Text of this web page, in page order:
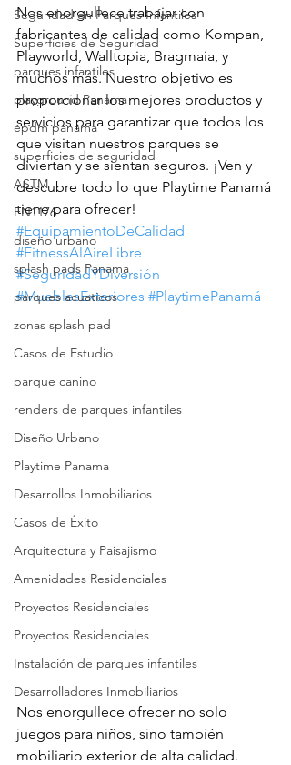
Seguridad en Parques Infantiles
Superficies de Seguridad
parques infantiles
playground Panama
epdm panama
superficies de seguridad
ASTM
EN1176
diseño urbano
splash pads Panama
parques acuaticos
zonas splash pad
Casos de Estudio
parque canino
renders de parques infantiles
Diseño Urbano
Playtime Panama
Desarrollos Inmobiliarios
Casos de Éxito
Arquitectura y Paisajismo
Amenidades Residenciales
Proyectos Residenciales
Proyectos Residenciales
Instalación de parques infantiles
Desarrolladores Inmobiliarios
Nos enorgullece trabajar con
fabricantes de calidad como Kompan,
Playworld, Walltopia, Bragmaia, y
muchos más. Nuestro objetivo es
proporcionar los mejores productos y
servicios para garantizar que todos los
que visitan nuestros parques se
diviertan y se sientan seguros. ¡Ven y
descubre todo lo que Playtime Panamá
tiene para ofrecer!
#EquipamientoDeCalidad
#FitnessAlAireLibre
#SeguridadYDiversión
#MueblesExteriores #PlaytimePanamá
Nos enorgullece ofrecer no solo
juegos para niños, sino también
mobiliario exterior de alta calidad.